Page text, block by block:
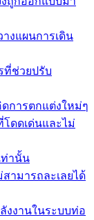
งแผนการเดิน
ที่ช่วยปรับ
การตกแต่งใหม่ๆ
ดดเด่นและไม่
ท่านั้น
ามารถละเลยได้
ลังงานในระบบท่อ